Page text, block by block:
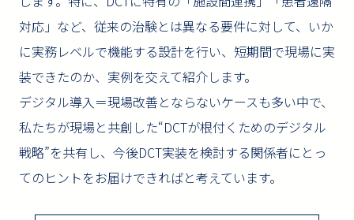
対応」など、従来の治験とは異なる要件に対して、いか
に実務レベルで機能する設計を行い、短期間で現場に実
装できたのか、実例を交えて紹介します。
デジタル導入＝現場改善とならないケースも多い中で、
私たちが現場と共創した“DCTが根付くためのデジタル
戦略”を共有し、今後DCT実装を検討する関係者にとっ
てのヒントをお届けできればと考えています。